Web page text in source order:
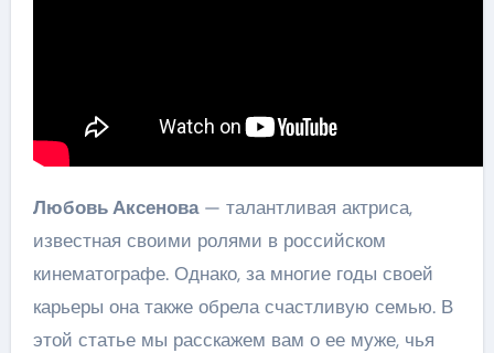
Любовь Аксенова— талантливая актриса,
известная своими ролями в российском
кинематографе. Однако, за многие годы своей
карьеры она также обрела счастливую семью. В
этой статье мы расскажем вам о ее муже, чья